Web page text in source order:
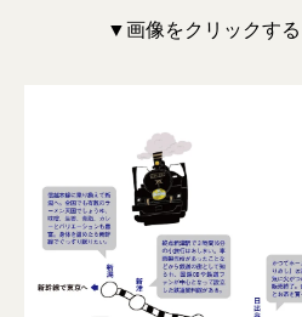
▼画像をクリックす